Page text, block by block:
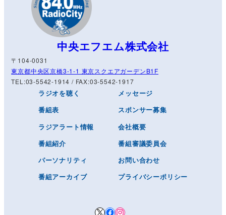
中央エフエム株式会社
〒104-0031
東京都中央区京橋3-1-1 東京スクエアガーデンB1F
TEL:03-5542-1914 / FAX:03-5542-1917
ラジオを聴く
番組表
ラジアラート情報
番組紹介
パーソナリティ
番組アーカイブ
メッセージ
スポンサー募集
会社概要
番組審議委員会
お問い合わせ
プライバシーポリシー